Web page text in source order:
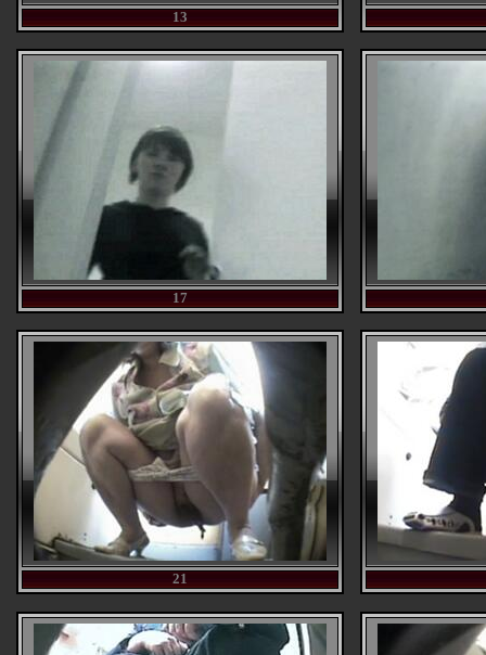
13
17
21